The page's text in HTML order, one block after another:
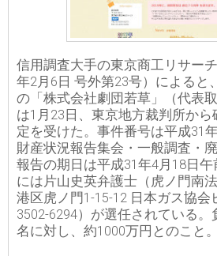
信用調査大手の東京商工リサー
年2月6日 号外第23号）によると
の「株式会社劇団若草」（代表
は1月23日、東京地方裁判所か
定を受けた。事件番号は平成31
財産状況報告集会・一般調査・
報告の期日は平成31年4月18日
には片山史英弁護士（虎ノ門南
港区虎ノ門1-15-12 日本ガス協会
3502-6294）が選任されている
名に対し、約1000万円とのこと。